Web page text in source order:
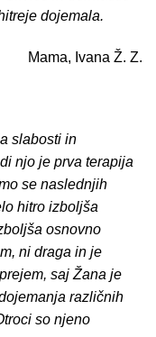
dojemala.
Mama, Ivana Ž. Z.
slabosti in
njo je prva terapija
se naslednjih
hitro izboljša
osnovno
ni draga in je
saj Žana je
različnih
so njeno